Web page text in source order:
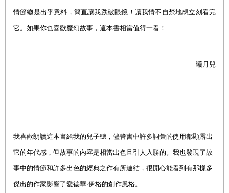
情節總是出乎意料，簡直讓我跌破眼鏡！讓我情不自禁地想立刻看完
它。如果你也喜歡魔幻故事，這本書相當值得一看！
——曦月兒
我喜歡朗讀這本書給我的兒子聽，儘管書中許多詞彙的使用都顯露出
它的年代感，但故事的內容是相當出色且引人入勝的。我也發現了故
事中的情節和許多出色的經典之作有所連結，很開心能看到有那樣多
傑出的作家影響了愛德華‧伊格的創作風格。